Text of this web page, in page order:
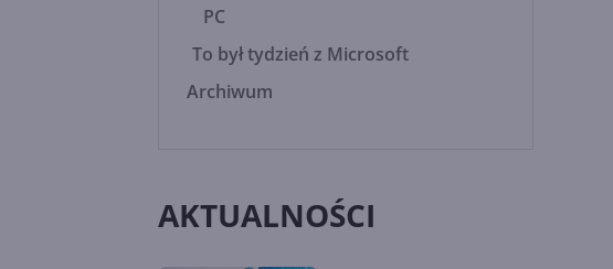
PC
To był tydzień z Microsoft
Archiwum
AKTUALNOŚCI